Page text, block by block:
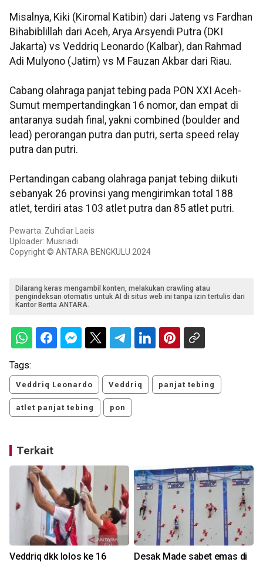
Misalnya, Kiki (Kiromal Katibin) dari Jateng vs Fardhan
Bihabiblillah dari Aceh, Arya Arsyendi Putra (DKI
Jakarta) vs Veddriq Leonardo (Kalbar), dan Rahmad
Adi Mulyono (Jatim) vs M Fauzan Akbar dari Riau.
Cabang olahraga panjat tebing pada PON XXI Aceh-
Sumut mempertandingkan 16 nomor, dan empat di
antaranya sudah final, yakni combined (boulder and
lead) perorangan putra dan putri, serta speed relay
putra dan putri.
Pertandingan cabang olahraga panjat tebing diikuti
sebanyak 26 provinsi yang mengirimkan total 188
atlet, terdiri atas 103 atlet putra dan 85 atlet putri.
Pewarta: Zuhdiar Laeis
Uploader: Musriadi
Copyright © ANTARA BENGKULU 2024
Dilarang keras mengambil konten, melakukan crawling atau
pengindeksan otomatis untuk AI di situs web ini tanpa izin tertulis dari
Kantor Berita ANTARA.
Tags:
Veddriq Leonardo Veddriq panjat tebing
atlet panjat tebing pon
Terkait
Veddriq dkk lolos ke 16 Desak Made sabet emas di